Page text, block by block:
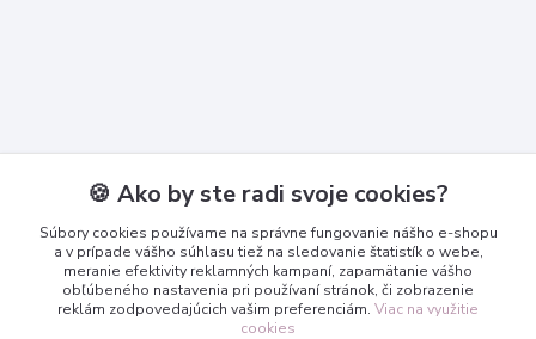
+421 950 365 567
info@3dcko.sk
🍪 Ako by ste radi svoje cookies?
Súbory cookies používame na správne fungovanie nášho e-shopu
a v prípade vášho súhlasu tiež na sledovanie štatistík o webe,
meranie efektivity reklamných kampaní, zapamätanie vášho
obľúbeného nastavenia pri používaní stránok, či zobrazenie
reklám zodpovedajúcich vašim preferenciám. Viac na využitie
cookies